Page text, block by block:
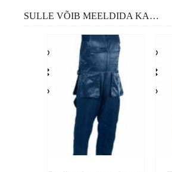
SULLE VÕIB MEELDIDA KA…